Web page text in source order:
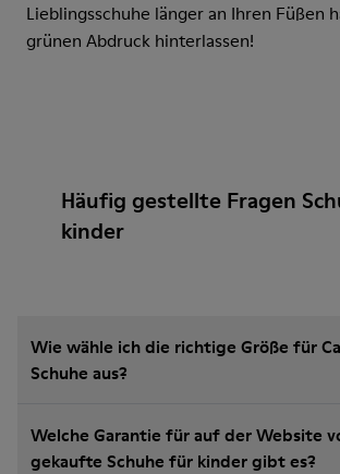
Lieblingsschuhe länger an Ihren Füßen
grünen Abdruck hinterlassen!
Häufig gestellte Fragen
kinder
Wie wähle ich die richtige Größe für
Schuhe aus?
Welche Garantie für auf der Website
gekaufte Schuhe für kinder gibt es?